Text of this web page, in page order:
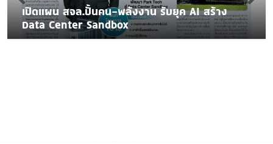
เปิดแผน สจล.ปั้นคน-พลังงาน รับยุค AI สร้าง
Data Center Sandbox